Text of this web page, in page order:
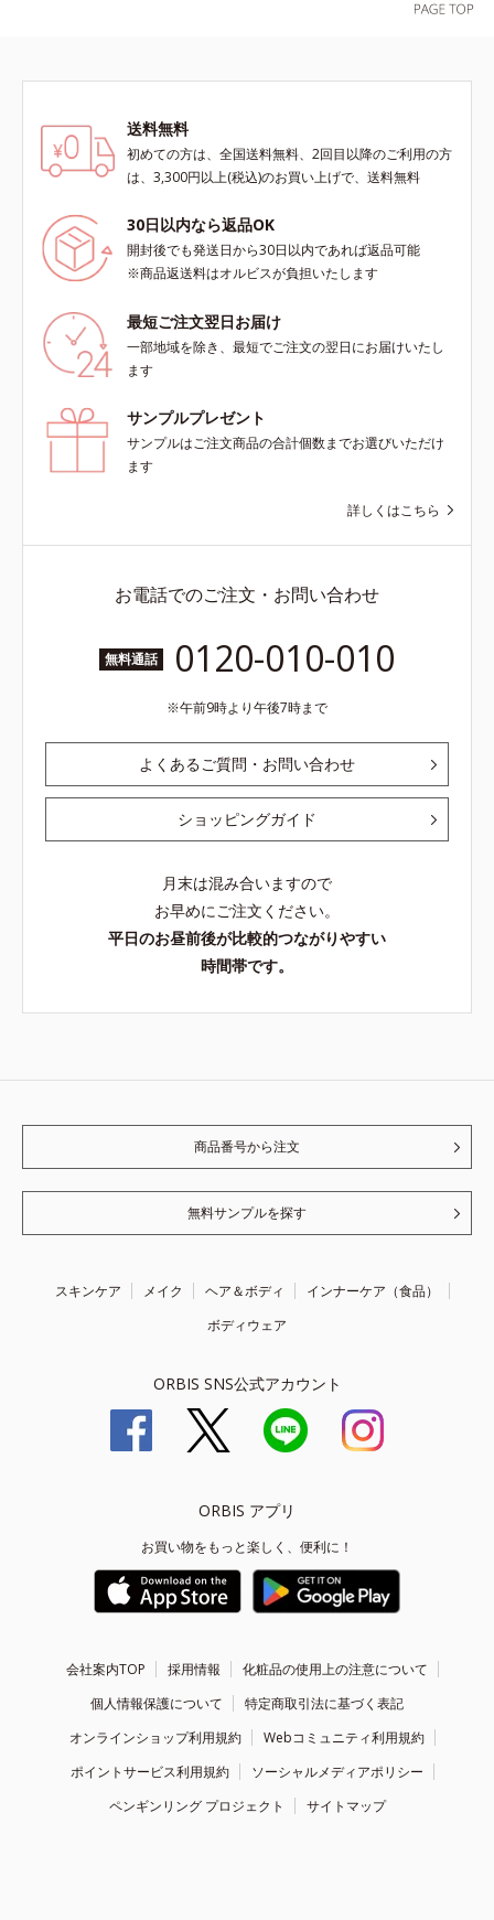
ゴチオネイン）配合＝肌を整え、す
アミノ酸（エクトイン）配合＝乱れ
た角層にうるおいを与え、肌荒れを
防ぐ保湿成分
しくする使いごこちを叶えました。
ールW*3 これからできるシミのこ
メラニンの塊を微細化すること*6
アルテアエキス配合＝保湿成分各商
ください。・BEAUTY夏祭りは、こ
ちら
送料無料
初めての方は、全国送料無料、2回目以降のご利用の方
は、3,300円以上(税込)のお買い上げで、送料無料
30日以内なら返品OK
開封後でも発送日から30日以内であれば返品可能
※商品返送料はオルビスが負担いたします
最短ご注文翌日お届け
一部地域を除き、最短でご注文の翌日にお届けいたし
ます
サンプルプレゼント
サンプルはご注文商品の合計個数までお選びいただけ
ます
詳しくはこちら
お電話でのご注文・お問い合わせ
無料通話 0120-010-010
午前9時より午後7時まで
よくあるご質問・お問い合わせ
ショッピングガイド
月末は混み合いますので
お早めにご注文ください。
平日のお昼前後が比較的つながりやすい
時間帯です。
商品番号から注文
無料サンプルを探す
スキンケア メイク ヘア＆ボディ
インナーケア（食品）
ボディウェア
ORBIS SNS公式アカウント
ORBIS アプリ
お買い物をもっと楽しく、便利に！
会社案内TOP 採用情報
化粧品の使用上の注意について
個人情報保護について
特定商取引法に基づく表記
オンラインショップ利用規約
Webコミュニティ利用規約
ポイントサービス利用規約
ソーシャルメディアポリシー
ペンギンリング プロジェクト
サイトマップ